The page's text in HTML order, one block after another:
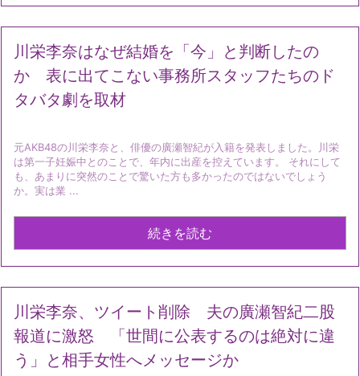
川栄李奈はなぜ結婚を「今」と判断したの
か 表に出てこない事務所スタッフたちのド
タバタ劇を取材
元AKB48の川栄李奈と、俳優の廣瀬智紀が入籍を発表しました。川栄
は第一子妊娠中とのことで、年内に出産を控えています。 それにして
も、あまりに突然のことで驚いた方も多かったのではないでしょう
か。実は業 ...
続きを読む
川栄李奈、ツイート削除 夫の廣瀬智紀二股
報道に激怒 「世間に公表するのは絶対に違
う」と相手女性へメッセージか